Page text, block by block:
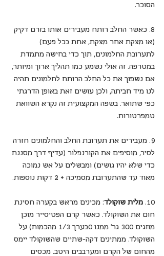
הסוכר.
8. כאשר החלב רותח מעבירים אותו בזרם דקיק
(או מצקת אחר מצקת, אחת בכל פעם)
לתערובת החלמונים, תוך כדי בחישה מתמדת
במטרפה. זה אולי נשמע כמו תהליך ארוך ומיותר,
אם נשפוך את כל החלב הרותח לחלמונים תהיה
לנו מיד חביתה, ולכן עושים זאת באופן הדרגתי
כפי שתואר. בשפה המקצועית זה נקרא השוואת
טמפרטורות.
9. מעבירים את תערובת החלב והחלמונים חזרה
לסיר, מוסיפים את הקורנפלור (עדיף דרך מסננת
כדי שלא יהיו גושים) ומבשלים על אש נמוכה
מאוד עד שהתערובת מסמיכה + 2 דקות נוספות.
10. מלית שוקולד: מכינים מראש בקערה חסינת
חום את השוקולד. כאשר קרם הפטיסייר מוכן
מוזגים 300 גר' ממנו 0בערך 1/3 מהכמות) על
השוקולד. ממתינים דקה-שתיים שהשוקולד יימס
מהחום של הקרם ומערבבים היטב. מכסים